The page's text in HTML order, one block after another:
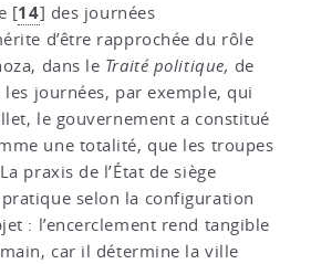
[14] des journées
d’être rapprochée du rôle
dans le Traité politique, de
les journées, par exemple, qui
le gouvernement a constitué
une totalité, que les troupes
praxis de l’État de siège
selon la configuration
: l’encerclement rend tangible
car il détermine la ville